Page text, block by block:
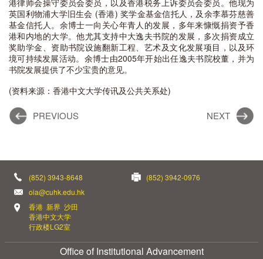
英国利物浦大学旧生会 (香港) 奖学金基金信托人，及余李慕芬慈善
基金信托人。余博士一向关心年青人的发展，多年来慷慨捐资予香
港和内地的大学。他尤其支持中大逸夫书院的发展，多次捐资成立
奖助学金、资助书院设施翻新工程、艺术及文化发展项目，以及环
境可持续发展活动。余博士由2005年开始出任逸夫书院校董，并为
书院发展提供了不少宝贵的意见。
(资料来源：香港中文大学传讯及公共关系处)
PREVIOUS NEXT
(852) 3943-8648
(852) 3942-0976
oia@cuhk.edu.hk
香港 新界 沙田
香港中文大学
行政楼LG2室
Office of Institutional Advancement